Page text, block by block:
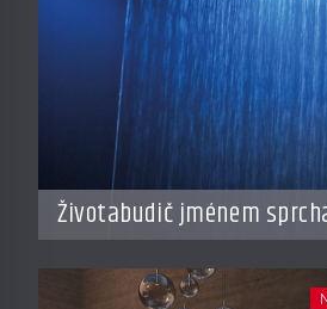
Životabudič jménem